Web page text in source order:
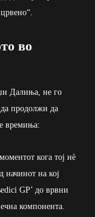
во
Далиња, не го
продолжи да
времиња:
кога тој нè
на кој
GP’ до врвни
компонента.